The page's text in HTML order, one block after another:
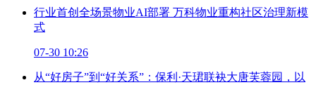
行业首创全场景物业AI部署 万科物业重构社区治理新模
式
07-30 10:26
从“好房子”到“好关系”：保利·天珺联袂大唐芙蓉园，以